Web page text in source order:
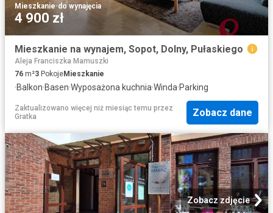
Mieszkanie·do wynajęcia
4 900 zł
Mieszkanie na wynajem, Sopot, Dolny, Pułaskiego
Aleja Franciszka Mamuszki
76 m²3 PokojeMieszkanie
·Balkon·Basen·Wyposażona kuchnia·Winda·Parking
Zaktualizowano więcej niż miesiąc temu przez
Gratka
Zobacz dane
Zobacz zdjęcie